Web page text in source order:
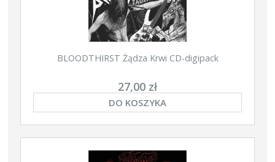
BLOODTHIRST Żądza Krwi CD-digipack
27,00 zł
DO KOSZYKA